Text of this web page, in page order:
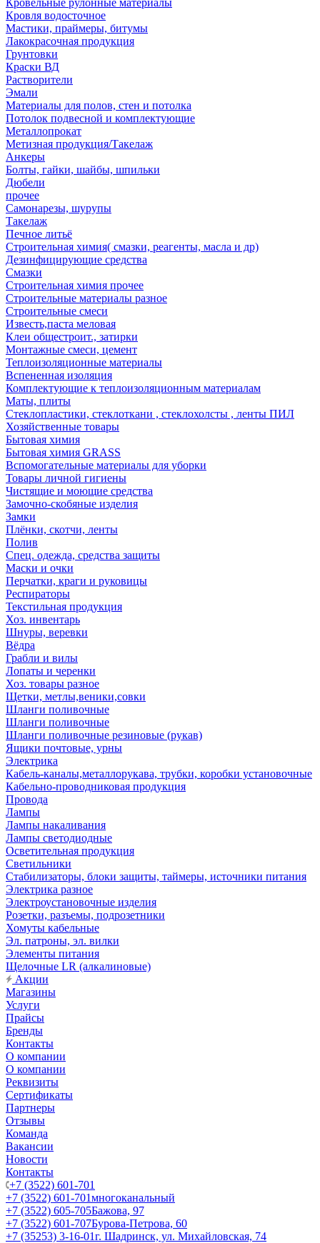
Кровельные рулонные материалы
Кровля водосточное
Мастики, праймеры, битумы
Лакокрасочная продукция
Грунтовки
Краски ВД
Растворители
Эмали
Материалы для полов, стен и потолка
Потолок подвесной и комплектующие
Металлопрокат
Метизная продукция/Такелаж
Анкеры
Болты, гайки, шайбы, шпильки
Дюбели
прочее
Самонарезы, шурупы
Такелаж
Печное литьё
Строительная химия( смазки, реагенты, масла и др)
Дезинфицирующие средства
Смазки
Строительная химия прочее
Строительные материалы разное
Строительные смеси
Известь,паста меловая
Клеи общестроит., затирки
Монтажные смеси, цемент
Теплоизоляционные материалы
Вспененная изоляция
Комплектующие к теплоизоляционным материалам
Маты, плиты
Стеклопластики, стеклоткани , стеклохолсты , ленты ПИЛ
Хозяйственные товары
Бытовая химия
Бытовая химия GRASS
Вспомогательные материалы для уборки
Товары личной гигиены
Чистящие и моющие средства
Замочно-скобяные изделия
Замки
Плёнки, скотчи, ленты
Полив
Спец. одежда, средства защиты
Маски и очки
Перчатки, краги и руковицы
Респираторы
Текстильная продукция
Хоз. инвентарь
Шнуры, веревки
Вёдра
Грабли и вилы
Лопаты и черенки
Хоз. товары разное
Щетки, метлы,веники,совки
Шланги поливочные
Шланги поливочные
Шланги поливочные резиновые (рукав)
Ящики почтовые, урны
Электрика
Кабель-каналы,металлорукава, трубки, коробки установочные
Кабельно-проводниковая продукция
Провода
Лампы
Лампы накаливания
Лампы светодиодные
Осветительная продукция
Светильники
Стабилизаторы, блоки защиты, таймеры, источники питания
Электрика разное
Электроустановочные изделия
Розетки, разъемы, подрозетники
Хомуты кабельные
Эл. патроны, эл. вилки
Элементы питания
Щелочные LR (алкалиновые)
Акции
Магазины
Услуги
Прайсы
Бренды
Контакты
О компании
О компании
Реквизиты
Сертификаты
Партнеры
Отзывы
Команда
Вакансии
Новости
Контакты
+7 (3522) 601-701
+7 (3522) 601-701многоканальный
+7 (3522) 605-705Бажова, 97
+7 (3522) 601-707Бурова-Петрова, 60
+7 (35253) 3-16-01г. Шадринск, ул. Михайловская, 74